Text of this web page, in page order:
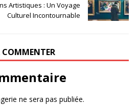
Artistiques : Un Voyage
Culturel Incontournable
COMMENTER
ne sera pas publiée.